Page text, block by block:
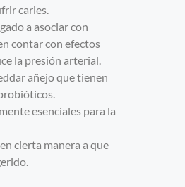
caries.
a asociar con
contar con efectos
la presión arterial.
añejo que tienen
esenciales para la
cierta manera a que